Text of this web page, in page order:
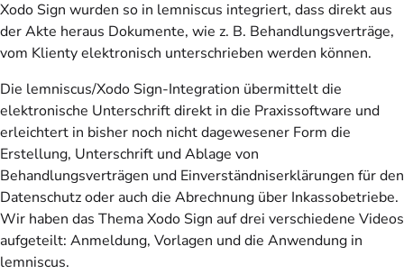
Xodo Sign wurden so in lemniscus integriert, dass direkt aus
der Akte heraus Dokumente, wie z. B. Behandlungsverträge,
vom Klienty elektronisch unterschrieben werden können.
Die lemniscus/Xodo Sign-Integration übermittelt die
elektronische Unterschrift direkt in die Praxissoftware und
erleichtert in bisher noch nicht dagewesener Form die
Erstellung, Unterschrift und Ablage von
Behandlungsverträgen und Einverständniserklärungen für den
Datenschutz oder auch die Abrechnung über Inkassobetriebe.
Wir haben das Thema Xodo Sign auf drei verschiedene Videos
aufgeteilt: Anmeldung, Vorlagen und die Anwendung in
lemniscus.